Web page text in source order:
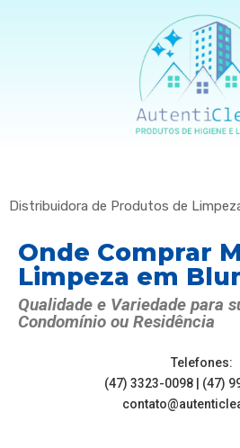
Distribuidora de Produtos de
Onde Comprar
Limpeza em
Qualidade e Variedade para
Condomínio ou Residência
Telefones:
(47) 3323-0098 | (47)